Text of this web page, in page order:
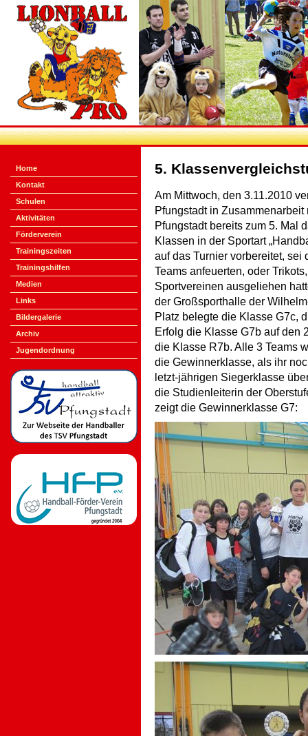
Home
Kontakt
Schulen
Aktivitäten
Förderverein
Trainingszeiten
Trainingshilfen
Medien
Links
Bildergalerie
Archiv
Jugendordnung
5.
Am Mittwoch, den 3.11.2010
Pfungstadt in
Pfungstadt bereits zum 5. Mal
Klassen in der Sportart
auf das Turnier vorbereitet, sei
Teams anfeuerten, oder
Sportvereinen ausgeliehen
der Großsporthalle der
Platz belegte die Klasse G7c,
Erfolg die Klasse G7b auf den
die Klasse R7b. Alle 3 Teams
die Gewinnerklasse, als ihr
letzt-jährigen Siegerklasse
die Studienleiterin der
zeigt die Gewinnerklasse G7: